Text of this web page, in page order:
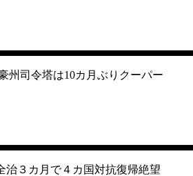
州司令塔は10カ月ぶりクーパー
３カ月で４カ国対抗復帰絶望